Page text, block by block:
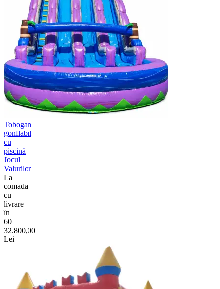
Tobogan
gonflabil
cu
piscină
Jocul
Valurilor
La
comadã
cu
livrare
în
60
32.800,00
Lei